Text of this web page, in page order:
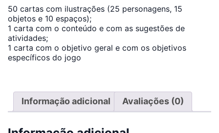
50 cartas com ilustrações (25 personagens, 15
objetos e 10 espaços);
1 carta com o conteúdo e com as sugestões de
atividades;
1 carta com o objetivo geral e com os objetivos
específicos do jogo
Informação adicional Avaliações (0)